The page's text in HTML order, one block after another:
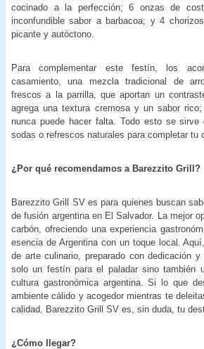
cocinado a la perfección; 6 onzas de
inconfundible sabor a barbacoa; y 4
picante y autóctono.
Para complementar este festín, los
casamiento, una mezcla tradicional de
frescos a la parrilla, que aportan un
agrega una textura cremosa y un sabor
nunca puede hacer falta. Todo esto se
sodas o refrescos naturales para completar tu
¿Por qué recomendamos a Barezzito Grill?
Barezzito Grill SV es para quienes buscan
de fusión argentina en El Salvador. La mejor
carbón, ofreciendo una experiencia
esencia de Argentina con un toque local.
de arte culinario, preparado con dedicación
solo un festín para el paladar sino también
cultura gastronómica argentina. Si lo que
ambiente cálido y acogedor mientras te
calidad, Barezzito Grill SV es, sin duda, tu
¿Cómo llegar?